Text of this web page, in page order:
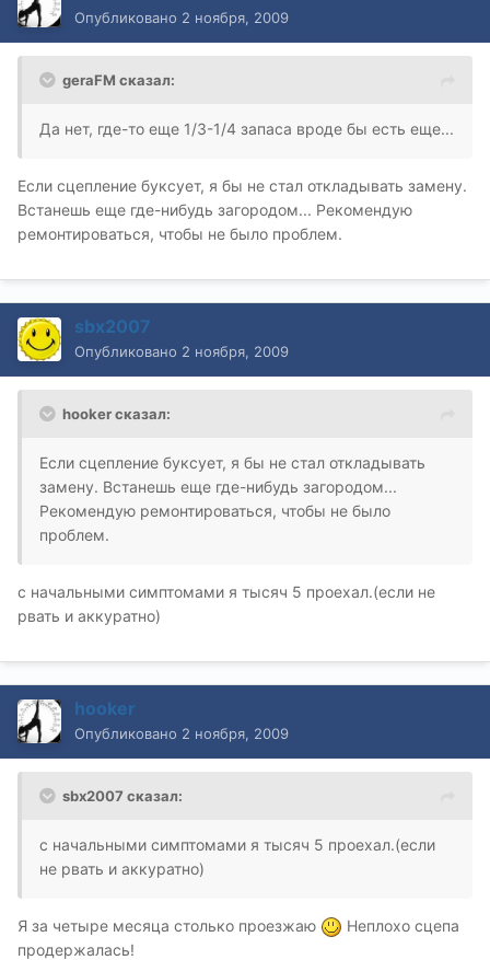
Опубликовано 2 ноября, 2009
geraFM сказал:
Да нет, где-то еще 1/3-1/4 запаса вроде бы есть еще...
Если сцепление буксует, я бы не стал откладывать замену.
Встанешь еще где-нибудь загородом... Рекомендую
ремонтироваться, чтобы не было проблем.
sbx2007
Опубликовано 2 ноября, 2009
hooker сказал:
Если сцепление буксует, я бы не стал откладывать
замену. Встанешь еще где-нибудь загородом...
Рекомендую ремонтироваться, чтобы не было
проблем.
с начальными симптомами я тысяч 5 проехал.(если не
рвать и аккуратно)
hooker
Опубликовано 2 ноября, 2009
sbx2007 сказал:
с начальными симптомами я тысяч 5 проехал.(если
не рвать и аккуратно)
Я за четыре месяца столько проезжаю
Неплохо сцепа
продержалась!